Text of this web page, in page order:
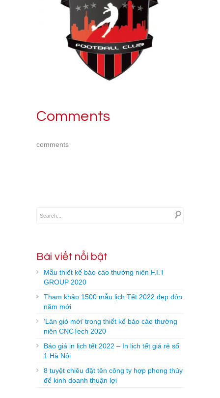
Comments
comments
Bài viết nổi bật
Mẫu thiết kế báo cáo thường niên F.I.T
GROUP 2020
Tham khảo 1500 mẫu lịch Tết 2022 đẹp đón
năm mới
‘Làn gió mới’ trong thiết kế báo cáo thường
niên CNCTech 2020
Báo giá in lịch tết 2022 – In lịch tết giá rẻ số
1 Hà Nội
8 tuyệt chiêu đặt tên công ty hợp phong thủy
để kinh doanh thuận lợi